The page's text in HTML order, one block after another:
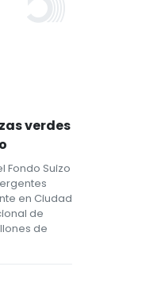
verdes
Fondo Suizo
en Ciudad
de
de